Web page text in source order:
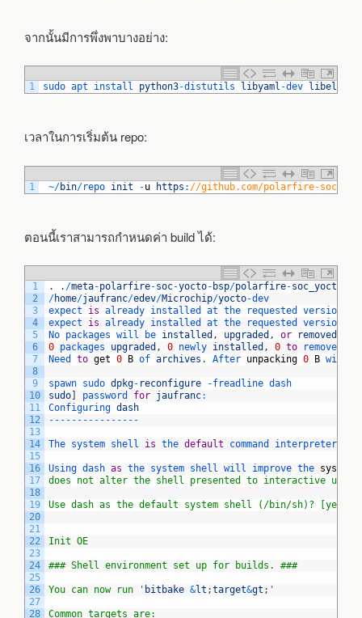
จากนั้นมีการพึ่งพาบางอย่าง:
1 sudo apt install python3-distutils libyaml -dev libelf
เวลาในการเริ่มต้น repo:
1 ~/bin/repo init -u https : //github.com/polarfire-soc/
ตอนนี้เราสามารถกำหนดค่า build ได้:
1
2
3
4
5
6
7
8
9
10
11
12
13
14
15
16
17
18
19
20
21
22
23
24
25
26
27
28
. . /meta-polarfire-soc-yocto- bsp/polarfire-
/home/jaufranc/edev/Microchip/yocto-dev
expect is already installed at the requested version
expect is already installed at the requested version
No packages will be installed , upgraded , or removed
0 packages upgraded , 0 newly installed , 0 to remove
Need to get 0 B of archives . After unpacking 0 B will
spawn sudo dpkg- reconfigure -freadline dash
sudo
password for jaufranc:
Configuring dash
-- -- -- -- -- -- -- --
The system shell is the default command interpreter
Using dash as the system shell will improve the system
does not alter the shell presented to interactive
Use dash as the default system shell (/bin/sh)? [yes/
Init OE
### Shell environment set up for builds. ###
You can now run ' bitbake &lt ;target&gt ; '
Common targets are: